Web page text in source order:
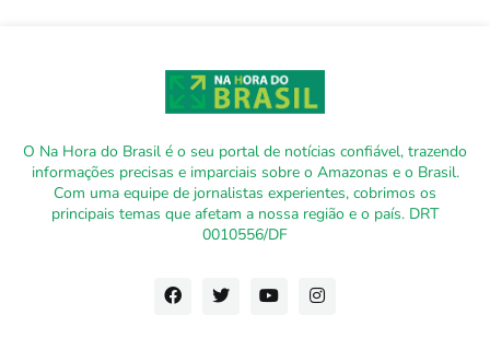
O Na Hora do Brasil é o seu portal de notícias confiável, trazendo
informações precisas e imparciais sobre o Amazonas e o Brasil.
Com uma equipe de jornalistas experientes, cobrimos os
principais temas que afetam a nossa região e o país. DRT
0010556/DF